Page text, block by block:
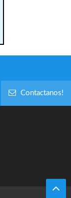
Contactanos!